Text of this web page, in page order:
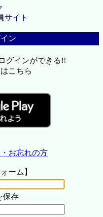
サイト
ン
グインができる!!
こちら
お忘れの方
ーム】
保存